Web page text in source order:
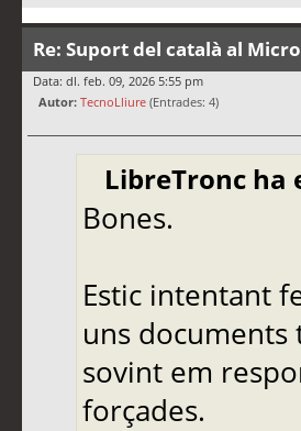
Re: Suport del català al
Data: dl. feb. 09, 2026 5:55 pm
Autor: TecnoLliure (Entrades: 4)
LibreTronc ha
Bones.
Estic intentant
uns documents
sovint em
forçades.